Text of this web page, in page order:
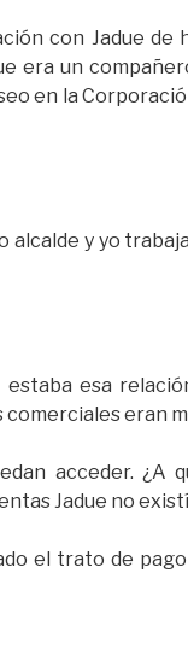
con Jadue de
era un
en la
alcalde y yo
esa
eran
acceder. ¿A
Jadue no
el trato de pago